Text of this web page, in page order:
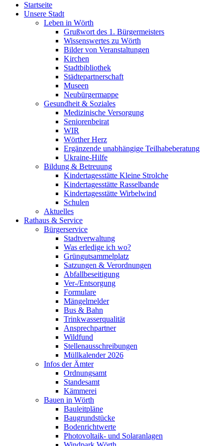
Startseite
Unsere Stadt
Leben in Wörth
Grußwort des 1. Bürgermeisters
Wissenswertes zu Wörth
Bilder von Veranstaltungen
Kirchen
Stadtbibliothek
Städtepartnerschaft
Museen
Neubürgermappe
Gesundheit & Soziales
Medizinische Versorgung
Seniorenbeirat
WIR
Wörther Herz
Ergänzende unabhängige Teilhabeberatung
Ukraine-Hilfe
Bildung & Betreuung
Kindertagesstätte Kleine Strolche
Kindertagesstätte Rasselbande
Kindertagesstätte Wirbelwind
Schulen
Aktuelles
Rathaus & Service
Bürgerservice
Stadtverwaltung
Was erledige ich wo?
Grüngutsammelplatz
Satzungen & Verordnungen
Abfallbeseitigung
Ver-/Entsorgung
Formulare
Mängelmelder
Bus & Bahn
Trinkwasserqualität
Ansprechpartner
Wildfund
Stellenausschreibungen
Müllkalender 2026
Infos der Ämter
Ordnungsamt
Standesamt
Kämmerei
Bauen in Wörth
Bauleitpläne
Baugrundstücke
Bodenrichtwerte
Photovoltaik- und Solaranlagen